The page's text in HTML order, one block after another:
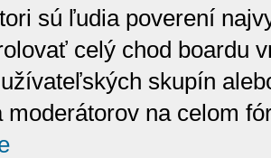
sú ľudia poverení
celý chod boardu
skupín
moderátorov na celom